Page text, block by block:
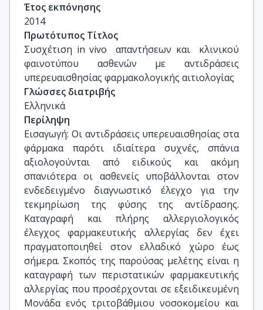
Έτος εκπόνησης
2014
Πρωτότυπος Τίτλος
Συσχέτιση in vivo  απαντήσεων και  κλινικού
φαινοτύπου ασθενών με αντιδράσεις
υπερευαισθησίας φαρμακολογικής αιτιολογίας
Γλώσσες διατριβής
Ελληνικά
Περίληψη
Εισαγωγή: Οι αντιδράσεις υπερευαισθησίας στα
φάρμακα παρότι ιδιαίτερα συχνές, σπάνια
αξιολογούνται από ειδικούς και ακόμη
σπανιότερα οι ασθενείς υποβάλλονται στον
ενδεδειγμένο διαγνωστικό έλεγχο για την
τεκμηρίωση της φύσης της αντίδρασης.
Καταγραφή και πλήρης αλλεργιολογικός
έλεγχος φαρμακευτικής αλλεργίας δεν έχει
πραγματοποιηθεί στον ελλαδικό χώρο έως
σήμερα. Σκοπός της παρούσας μελέτης είναι η
καταγραφή των περιστατικών φαρμακευτικής
αλλεργίας που προσέρχονται σε εξειδικευμένη
Μονάδα ενός τριτοβάθμιου νοσοκομείου και